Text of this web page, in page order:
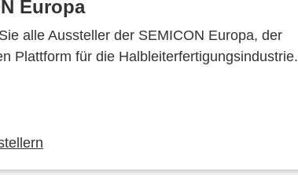
Europa
alle Aussteller der SEMICON Europa, der
Plattform für die Halbleiterfertigungsindustrie.